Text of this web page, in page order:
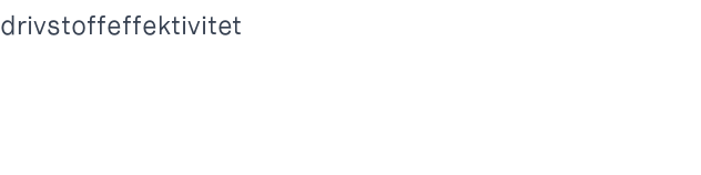
drivstoffeffektivitet